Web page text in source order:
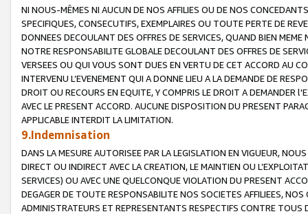
NI NOUS-MÊMES NI AUCUN DE NOS AFFILIES OU DE NOS
SPECIFIQUES, CONSECUTIFS, EXEMPLAIRES OU TOUTE PERTE DE
DONNEES DECOULANT DES OFFRES DE SERVICES, QUAND BIEN
NOTRE RESPONSABILITE GLOBALE DECOULANT DES OFFRES DE
VERSEES OU QUI VOUS SONT DUES EN VERTU DE CET ACCORD AU
INTERVENU L’EVENEMENT QUI A DONNE LIEU A LA DEMANDE DE
DROIT OU RECOURS EN EQUITE, Y COMPRIS LE DROIT A DEMANDER
AVEC LE PRESENT ACCORD. AUCUNE DISPOSITION DU PRESENT
APPLICABLE INTERDIT LA LIMITATION.
9.Indemnisation
DANS LA MESURE AUTORISEE PAR LA LEGISLATION EN VIGUEUR,
DIRECT OU INDIRECT AVEC LA CREATION, LE MAINTIEN OU
SERVICES) OU AVEC UNE QUELCONQUE VIOLATION DU PRESENT
DEGAGER DE TOUTE RESPONSABILITE NOS SOCIETES AFFILIEES,
ADMINISTRATEURS ET REPRESENTANTS RESPECTIFS CONTRE